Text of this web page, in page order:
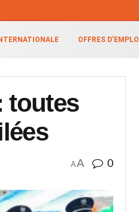
OFFRES D’EMPLOI
toutes
AA 0